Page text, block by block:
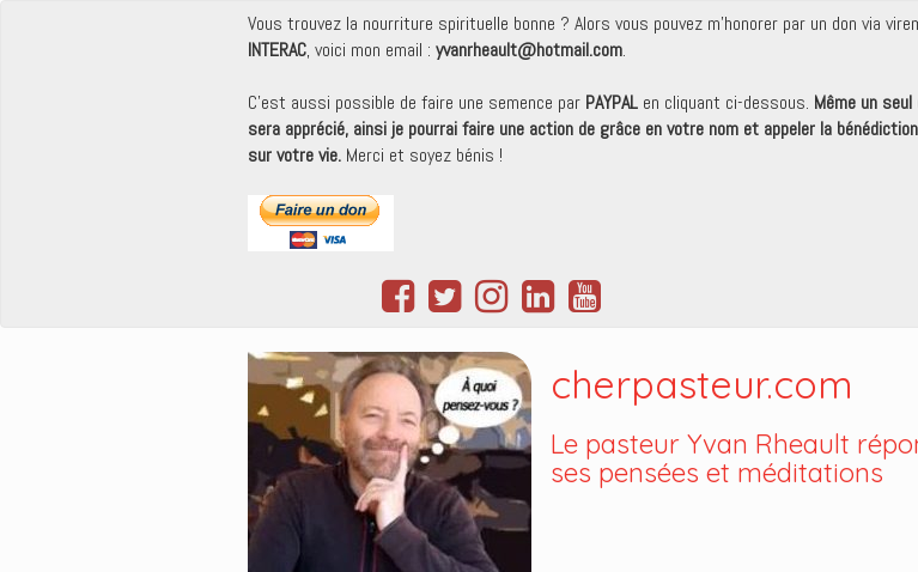
Vous trouvez la nourriture spirituelle bonne ? Alors vous pouvez m'honorer par un don via
INTERAC, voici mon email : yvanrheault@hotmail.com.
C'est aussi possible de faire une semence par PAYPAL en cliquant ci-dessous. Même un seul
sera apprécié, ainsi je pourrai faire une action de grâce en votre nom et appeler la
sur votre vie. Merci et soyez bénis !
cherpasteur.com
Le pasteur Yvan Rheault
ses pensées et méditations